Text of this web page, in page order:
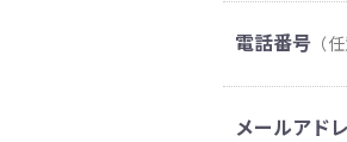
電話番号 （
メールアド